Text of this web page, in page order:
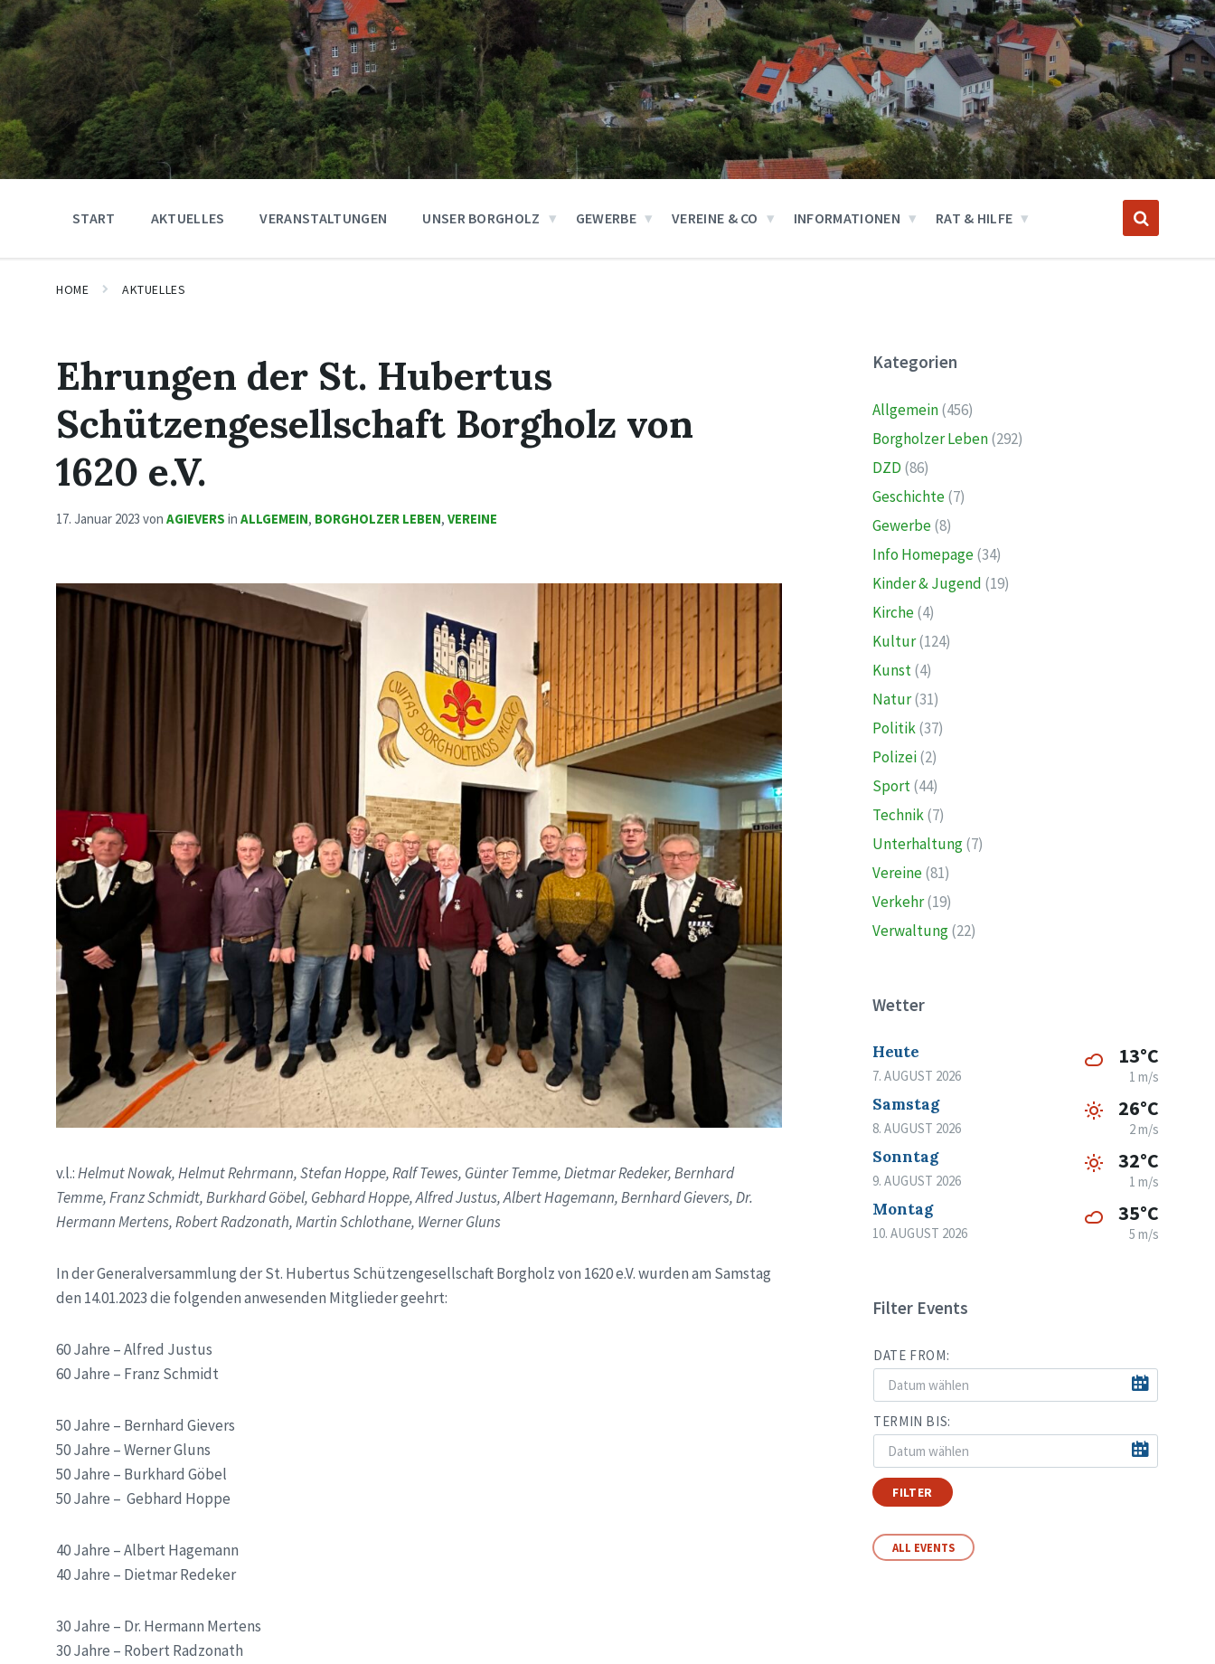
START AKTUELLES VERANSTALTUNGEN UNSER BORGHOLZ GEWERBE VEREINE & CO INFORMATIONEN RAT & HILFE
HOME AKTUELLES
Ehrungen der St. Hubertus
Schützengesellschaft Borgholz von
1620 e.V.
17. Januar 2023 von AGIEVERS in ALLGEMEIN, BORGHOLZER LEBEN, VEREINE
v.l.:Helmut Nowak, Helmut Rehrmann, Stefan Hoppe, Ralf Tewes, Günter Temme, Dietmar Redeker, Bernhard
Temme, Franz Schmidt, Burkhard Göbel, Gebhard Hoppe, Alfred Justus, Albert Hagemann, Bernhard Gievers, Dr.
Hermann Mertens, Robert Radzonath, Martin Schlothane, Werner Gluns
In der Generalversammlung der St. Hubertus Schützengesellschaft Borgholz von 1620 e.V. wurden am Samstag
den 14.01.2023 die folgenden anwesenden Mitglieder geehrt:
60 Jahre – Alfred Justus
60 Jahre – Franz Schmidt
50 Jahre – Bernhard Gievers
50 Jahre – Werner Gluns
50 Jahre – Burkhard Göbel
50 Jahre – Gebhard Hoppe
40 Jahre – Albert Hagemann
40 Jahre – Dietmar Redeker
30 Jahre – Dr. Hermann Mertens
30 Jahre – Robert Radzonath
Kategorien
Allgemein(456)
Borgholzer Leben(292)
DZD (86)
Geschichte(7)
Gewerbe(8)
Info Homepage(34)
Kinder & Jugend (19)
Kirche(4)
Kultur(124)
Kunst(4)
Natur(31)
Politik(37)
Polizei(2)
Sport(44)
Technik(7)
Unterhaltung(7)
Vereine(81)
Verkehr(19)
Verwaltung(22)
Wetter
Heute
7. AUGUST 2026
13°C
1 m/s
Samstag
8. AUGUST 2026
26°C
2 m/s
Sonntag
9. AUGUST 2026
32°C
1 m/s
Montag
10. AUGUST 2026
35°C
5 m/s
Filter Events
DATE FROM:
TERMIN BIS:
FILTER
ALL EVENTS